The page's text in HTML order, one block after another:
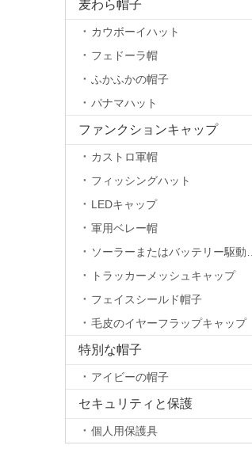
麦わら帽子
カウボーイハット
フェドーラ帽
ふかふかの帽子
パナマハット
ファンクションキャップ
カストロ軍帽
フィッシングハット
LEDキャップ
軍用ベレー帽
トラッカーメッシュキャップ
フェイスシールド帽子
毛皮のイヤーフラップキャップ
特別な帽子
アイビーの帽子
セキュリティと保護
個人用保護具